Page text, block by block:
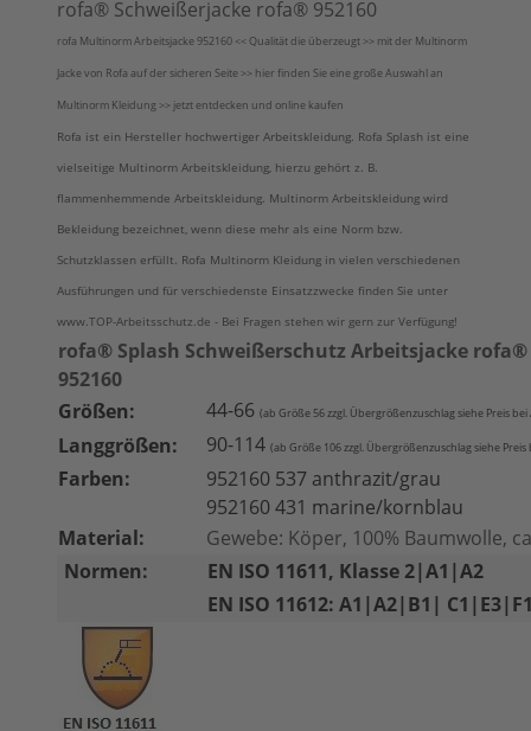
rofa® Schweißerjacke rofa® 952160
rofa Multinorm Arbeitsjacke 952160 << Qualität die überzeugt >> mit der Multinorm
Jacke von Rofa auf der sicheren Seite >> hier finden Sie eine große Auswahl an
Multinorm Kleidung >> jetzt entdecken und online kaufen
Rofa ist ein Hersteller hochwertiger Arbeitskleidung. Rofa Splash ist eine
vielseitige Multinorm Arbeitskleidung, hierzu gehört z. B.
flammenhemmende Arbeitskleidung. Multinorm Arbeitskleidung wird
Bekleidung bezeichnet, wenn diese mehr als eine Norm bzw.
Schutzklassen erfüllt. Rofa Multinorm Kleidung in vielen verschiedenen
Ausführungen und für verschiedenste Einsatzzwecke finden Sie unter
www.TOP-Arbeitsschutz.de - Bei Fragen stehen wir gern zur Verfügung!
rofa® Splash Schweißerschutz Arbeitsjacke
952160
Größen:
44-66 (ab Größe 56 zzgl. Übergrößenzuschlag siehe Preis
Langgrößen: 90-114 (ab Größe 106 zzgl. Übergrößenzuschlag siehe Preis
Farben:
952160 537 anthrazit/grau
952160 431 marine/kornblau
Material:
Gewebe: Köper, 100% Baumwolle,
Normen:
EN ISO 11611, Klasse 2|A1|A2
EN ISO 11612: A1|A2|B1|